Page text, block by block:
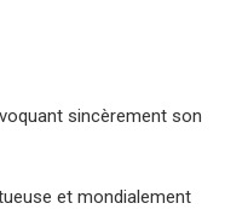
sincèrement son
et mondialement